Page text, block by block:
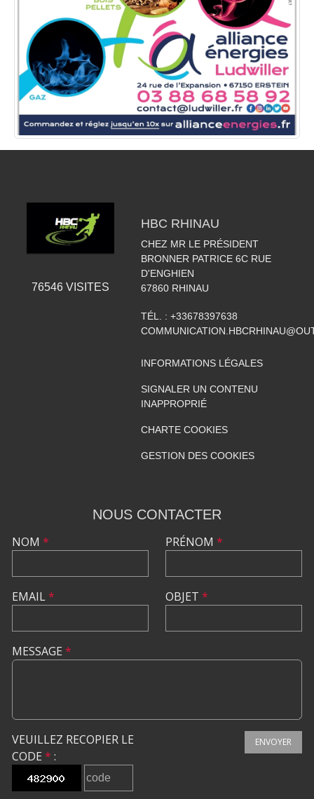
76546VISITES
HBC RHINAU
CHEZ MR LE PRÉSIDENT
BRONNER PATRICE 6C RUE
D'ENGHIEN
67860 RHINAU
TÉL. : +33678397638
INFORMATIONS LÉGALES
SIGNALER UN CONTENU
INAPPROPRIÉ
CHARTE COOKIES
GESTION DES COOKIES
NOUS CONTACTER
NOM *
EMAIL*
PRÉNOM *
OBJET *
MESSAGE *
VEUILLEZ RECOPIER LE
CODE * :
ENVOYER